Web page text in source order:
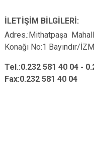
İLETİŞİM BİLGİLERİ:
Adres.:Mithatpaşa
Konağı No:1 Bayındır/
Tel.:0.232 581 40 04 -
Fax:0.232 581 40 04